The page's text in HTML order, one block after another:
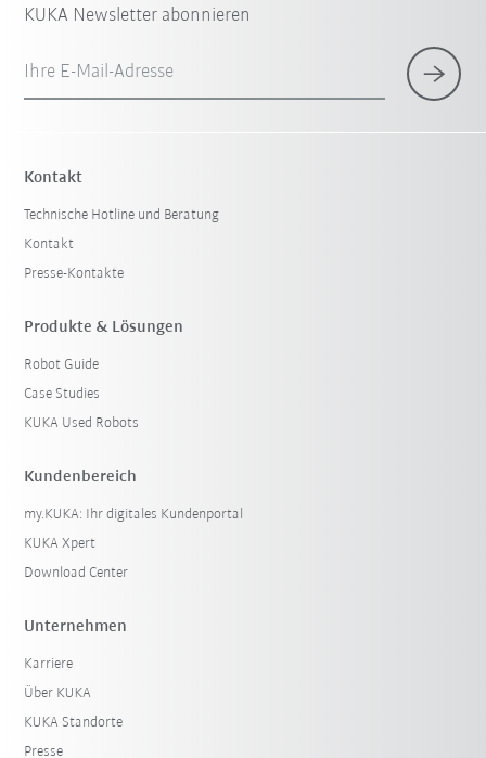
KUKA Newsletter abonnieren
Ihre E-Mail-Adresse
Kontakt
Technische Hotline und Beratung
Kontakt
Presse-Kontakte
Produkte & Lösungen
Robot Guide
Case Studies
KUKA Used Robots
Kundenbereich
my.KUKA: Ihr digitales Kundenportal
KUKA Xpert
Download Center
Unternehmen
Karriere
Über KUKA
KUKA Standorte
Presse